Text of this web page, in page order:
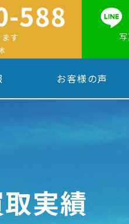
588
す
お客様の声
実績